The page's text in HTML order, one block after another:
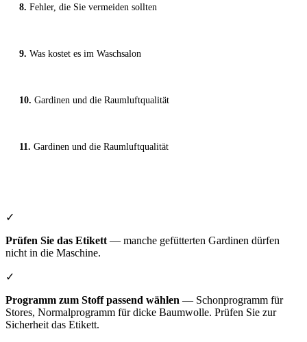
Fehler, die Sie vermeiden sollten
Was kostet es im Waschsalon
Gardinen und die Raumluftqualität
Gardinen und die Raumluftqualität
✓
Prüfen Sie das Etikett — manche gefütterten Gardinen dürfen
nicht in die Maschine.
✓
Programm zum Stoff passend wählen — Schonprogramm für
Stores, Normalprogramm für dicke Baumwolle. Prüfen Sie zur
Sicherheit das Etikett.